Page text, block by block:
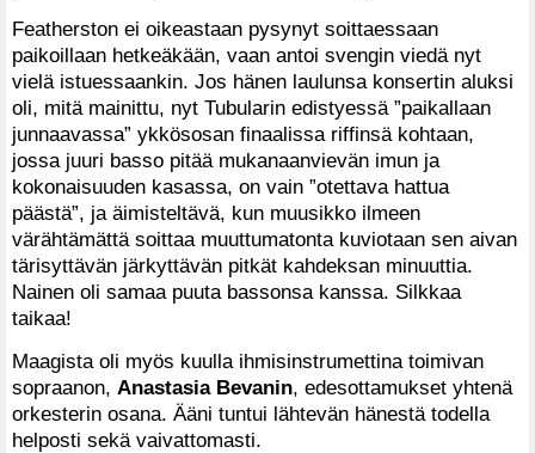
Featherston ei oikeastaan pysynyt soittaessaan
paikoillaan hetkeäkään, vaan antoi svengin viedä nyt
vielä istuessaankin. Jos hänen laulunsa konsertin aluksi
oli, mitä mainittu, nyt Tubularin edistyessä ”paikallaan
junnaavassa” ykkösosan finaalissa riffinsä kohtaan,
jossa juuri basso pitää mukanaanvievän imun ja
kokonaisuuden kasassa, on vain ”otettava hattua
päästä”, ja äimisteltävä, kun muusikko ilmeen
värähtämättä soittaa muuttumatonta kuviotaan sen aivan
tärisyttävän järkyttävän pitkät kahdeksan minuuttia.
Nainen oli samaa puuta bassonsa kanssa. Silkkaa
taikaa!
Maagista oli myös kuulla ihmisinstrumettina toimivan
sopraanon, Anastasia Bevanin, edesottamukset yhtenä
orkesterin osana. Ääni tuntui lähtevän hänestä todella
helposti sekä vaivattomasti.